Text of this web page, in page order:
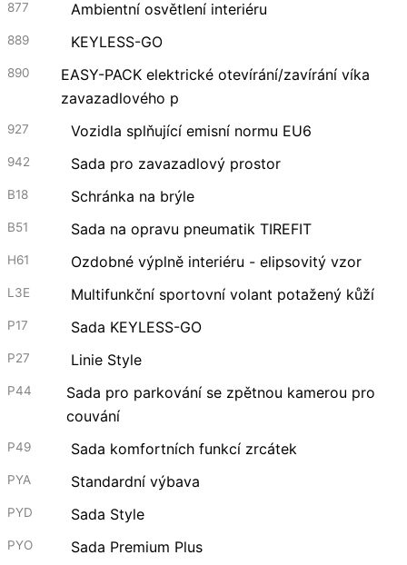
877 Ambientní osvětlení interiéru
889 KEYLESS-GO
890
EASY-PACK elektrické otevírání/zavírání víka
zavazadlového p
927 Vozidla splňující emisní normu EU6
942 Sada pro zavazadlový prostor
B18 Schránka na brýle
B51 Sada na opravu pneumatik TIREFIT
H61 Ozdobné výplně interiéru - elipsovitý vzor
L3E Multifunkční sportovní volant potažený kůží
P17 Sada KEYLESS-GO
P27 Linie Style
P44
Sada pro parkování se zpětnou kamerou pro
couvání
P49 Sada komfortních funkcí zrcátek
PYA Standardní výbava
PYD Sada Style
PYO Sada Premium Plus